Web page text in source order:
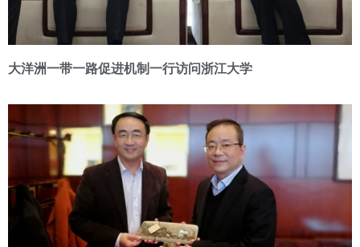
大洋洲一带一路促进机制一行访问浙江大学